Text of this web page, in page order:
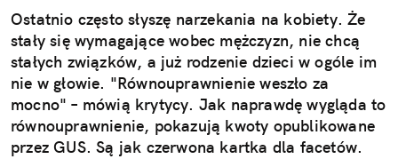
Ostatnio często słyszę narzekania na kobiety. Że
stały się wymagające wobec mężczyzn, nie chcą
stałych związków, a już rodzenie dzieci w ogóle im
nie w głowie. "Równouprawnienie weszło za
mocno" – mówią krytycy. Jak naprawdę wygląda to
równouprawnienie, pokazują kwoty opublikowane
przez GUS. Są jak czerwona kartka dla facetów.